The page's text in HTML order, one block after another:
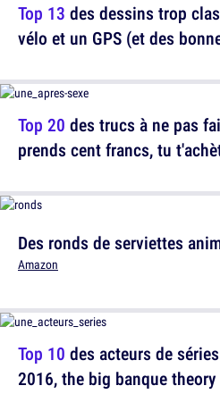
Top 20 des trucs à ne pas
prends cent francs, tu
Top 10 des acteurs de
2016, the big banque theory
Top 13 des dessins trop
vélo et un GPS (et des
Des ronds de serviettes
Amazon